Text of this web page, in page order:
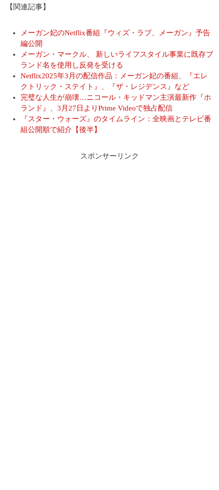
【関連記事】
メーガン妃のNetflix番組『ウィズ・ラブ、メーガン』予告
編公開
メーガン・マークル、 新しいライフスタイル事業に既存ブ
ランド名を使用し反発を受ける
Netflix2025年3月の配信作品：メーガン妃の番組、『エレ
クトリック・ステイト』、『ザ・レジデンス』など
完璧な人生が崩壊…ニコール・キッドマン主演最新作『ホ
ランド』、3月27日よりPrime Videoで独占配信
『スター・ウォーズ』のタイムライン：全映画とテレビ番
組公開順で紹介【後半】
スポンサーリンク